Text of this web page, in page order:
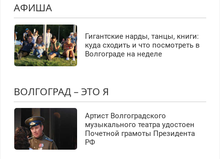
АФИША
Гигантские нарды, танцы, книги:
куда сходить и что посмотреть в
Волгограде на неделе
ВОЛГОГРАД – ЭТО Я
Артист Волгоградского
музыкального театра удостоен
Почетной грамоты Президента
РФ